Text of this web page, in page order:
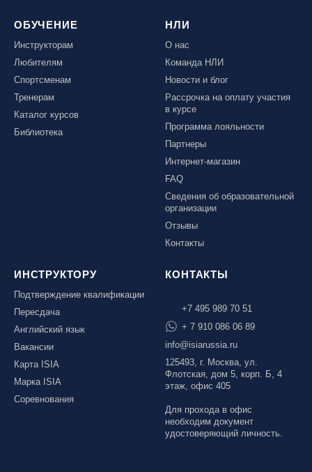
ОБУЧЕНИЕ
Инструкторам
Любителям
Спортсменам
Тренерам
Каталог курсов
Библиотека
НЛИ
О нас
Команда НЛИ
Новости и блог
Рассрочка на оплату участия
в курсе
Программа лояльности
Партнеры
Интернет-магазин
FAQ
Сведения об образовательной
организации
Отзывы
Контакты
ИНСТРУКТОРУ
Подтверждение квалификации
Пересдача
Английский язык
Вакансии
Карта ISIA
Марка ISIA
Соревнования
КОНТАКТЫ
+7 495 989 70 51
+ 7 910 086 06 89
info@isiarussia.ru
125493, г. Москва, ул.
Флотская, дом 5, корп. Б, 4
этаж, офис 405
Для прохода в офис
необходим документ
удостоверяющий личность.